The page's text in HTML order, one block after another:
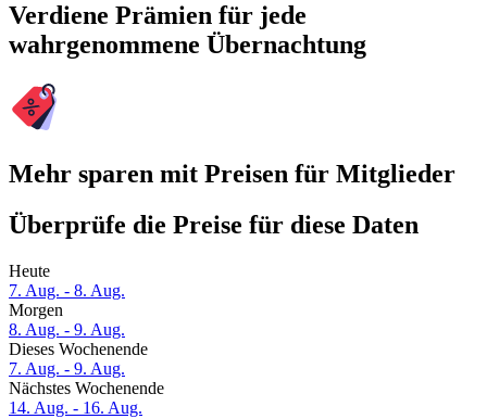
Verdiene Prämien für jede
wahrgenommene Übernachtung
Mehr sparen mit Preisen für Mitglieder
Überprüfe die Preise für diese Daten
Heute
7. Aug. - 8. Aug.
Morgen
8. Aug. - 9. Aug.
Dieses Wochenende
7. Aug. - 9. Aug.
Nächstes Wochenende
14. Aug. - 16. Aug.